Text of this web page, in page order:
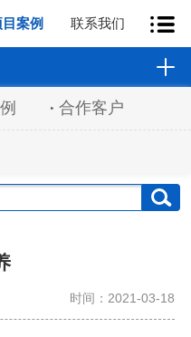
案例 联系我们
合作客户
时间：2021-03-18